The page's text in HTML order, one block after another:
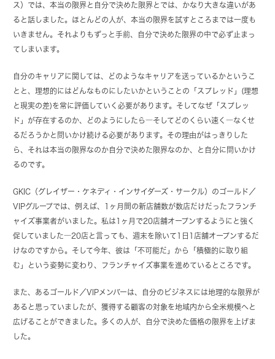
ス）では、本当の限界と自分で決めた限界とでは、かなり大きな違いがあ
ると話しました。ほとんどの人が、本当の限界を試すところまでは一度も
いきません。それよりもずっと手前、自分で決めた限界の中で必ず止まっ
てしまいます。
自分のキャリアに関しては、どのようなキャリアを送っているかというこ
とと、理想的にはどんなものにしたいかということの「スプレッド」(理想
と現実の差)を常に評価していく必要があります。そしてなぜ「スプレッ
ド」が存在するのか、どのようにしたら―そしてどのくらい速く―なくせ
るだろうかと問いかけ続ける必要があります。その理由がはっきりした
ら、それは本当の限界なのか自分で決めた限界なのか、と自分に問いかけ
るのです。
GKIC（グレイザー・ケネディ・インサイダーズ・サークル）のゴールド／
VIPグループでは、例えば、1ヶ月間の新店舗数が数店だけだったフランチ
ャイズ事業者がいました。私は1ヶ月で20店舗オープンするようにと強く
促していました―20店と言っても、週末を除いて1日1店舗オープンするだ
けなのですから。そして今年、彼は「不可能だ」から「積極的に取り組
む」という姿勢に変わり、フランチャイズ事業を進めているところです。
また、あるゴールド／VIPメンバーは、自分のビジネスには地理的な限界が
あると思っていましたが、獲得する顧客の対象を地域内から全米規模へと
広げることができました。多くの人が、自分で決めた価格の限界を上げま
した。